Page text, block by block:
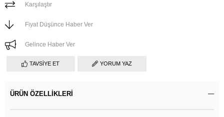
Karşılaştır
Fiyat Düşünce Haber Ver
Gelince Haber Ver
TAVSIYE ET YORUM YAZ
ÜRÜN ÖZELLIKLERI